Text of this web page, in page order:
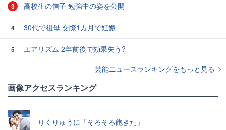
3 高校生の信子 勉強中の姿を公開
4 30代で祖母 交際1カ月で妊娠
5
エアリズム 2年前後で効果失う?
芸能ニュースランキングをもっと見る
画像アクセスランキング
りくりゅうに「そろそろ飽きた」